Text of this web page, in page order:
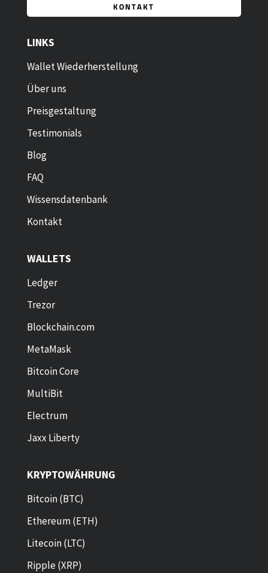
KONTAKT
LINKS
Wallet Wiederherstellung
Über uns
Preisgestaltung
Testimonials
Blog
FAQ
Wissensdatenbank
Kontakt
WALLETS
Ledger
Trezor
Blockchain.com
MetaMask
Bitcoin Core
MultiBit
Electrum
Jaxx Liberty
KRYPTOWÄHRUNG
Bitcoin (BTC)
Ethereum (ETH)
Litecoin (LTC)
Ripple (XRP)